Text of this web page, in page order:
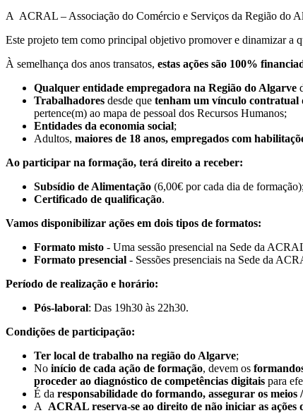
A ACRAL – Associação do Comércio e Serviços da Região do
Este projeto tem como principal objetivo promover e dinamizar a
À semelhança dos anos transatos, estas ações são 100%
Qualquer entidade empregadora na Região do Algarve
Trabalhadores desde que tenham um vínculo contratual
pertence(m) ao mapa de pessoal dos Recursos Humanos;
Entidades da economia social;
Adultos, maiores de 18 anos, empregados com
Ao participar na formação, terá direito a receber:
Subsídio de Alimentação (6,00€ por cada dia de formação);
Certificado de qualificação.
Vamos disponibilizar ações em dois tipos de formatos:
Formato misto - Uma sessão presencial na Sede da
Formato presencial - Sessões presenciais na Sede da
Período de realização e horário:
Pós-laboral: Das 19h30 às 22h30.
Condições de participação:
Ter local de trabalho na região do Algarve;
No início de cada ação de formação, devem os
proceder ao diagnóstico de competências digitais para
É da responsabilidade do formando, assegurar os
A ACRAL reserva-se ao direito de não iniciar as